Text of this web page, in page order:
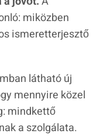
miközben
ismeretterjesztő
látható új
mennyire közel
mindkettő
a szolgálata.